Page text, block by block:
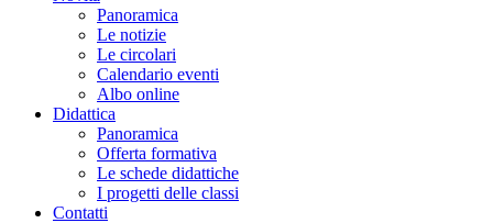
Panoramica
Le notizie
Le circolari
Calendario eventi
Albo online
Didattica
Panoramica
Offerta formativa
Le schede didattiche
I progetti delle classi
Contatti